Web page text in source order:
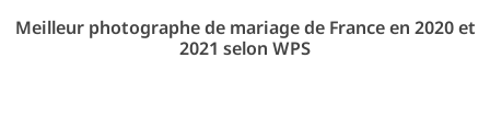
Meilleur photographe de mariage de France en 2020 et
2021 selon WPS